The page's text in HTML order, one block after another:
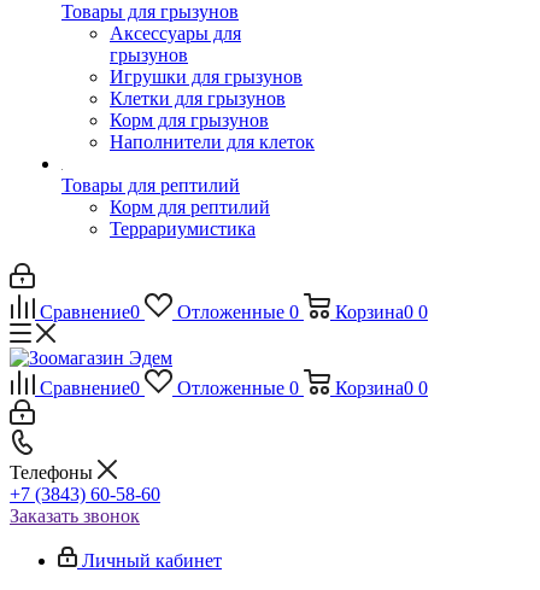
Товары для грызунов
Аксессуары для
грызунов
Игрушки для грызунов
Клетки для грызунов
Корм для грызунов
Наполнители для клеток
Товары для рептилий
Корм для рептилий
Террариумистика
Сравнение0 Отложенные 0 Корзина0 0
Сравнение0 Отложенные 0 Корзина0 0
Телефоны
+7 (3843) 60-58-60
Заказать звонок
Личный кабинет